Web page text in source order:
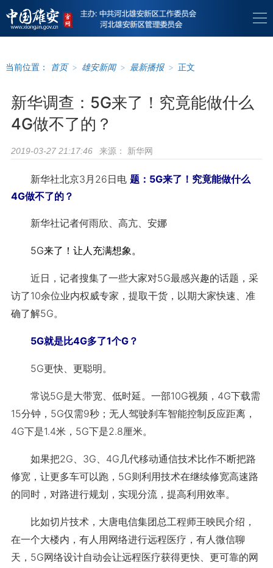
当前位置： 首页 > 雄安新闻 > 最新播报 > 正文
新华调查：5G来了！究竟能做什么
4G做不了的？
2019-03-27 21:17:46 来源： 新华网
新华社北京3月26日电 题：5G来了！究竟能做什么
4G做不了的？
新华社记者何雨欣、高亢、安娜
5G来了！让人充满想象。
近日，记者搜集了一些大家对5G最感兴趣的话题，采
访了10余位业内权威专家，提取干货，以期大家快速、准
确了解5G。
5G就是比4G多了1个G？
5G更快、更聪明。
常说5G是大带宽、低时延。一部10G视频，4G下载需
15分钟，5G仅需9秒；无人驾驶刹车智能控制反应距离，
4G下是1.4米，5G下是2.8厘米。
如果把2G、3G、4G几代移动通信技术比作不断把路
修宽，让更多车可以跑，5G则利用技术在继续修宽高速路
的同时，对路进行规划，实现分流，提高利用效率。
比如切片技术，大唐电信集团总工程师王映民介绍，
在一个大楼内，有人用网络进行远程医疗，有人微信聊
天，5G网络设计自动会让远程医疗获得更快、更可靠的网